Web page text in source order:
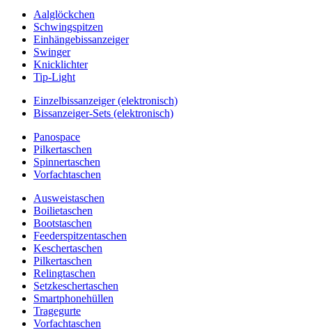
Aalglöckchen
Schwingspitzen
Einhängebissanzeiger
Swinger
Knicklichter
Tip-Light
Einzelbissanzeiger (elektronisch)
Bissanzeiger-Sets (elektronisch)
Panospace
Pilkertaschen
Spinnertaschen
Vorfachtaschen
Ausweistaschen
Boilietaschen
Bootstaschen
Feederspitzentaschen
Keschertaschen
Pilkertaschen
Relingtaschen
Setzkeschertaschen
Smartphonehüllen
Tragegurte
Vorfachtaschen